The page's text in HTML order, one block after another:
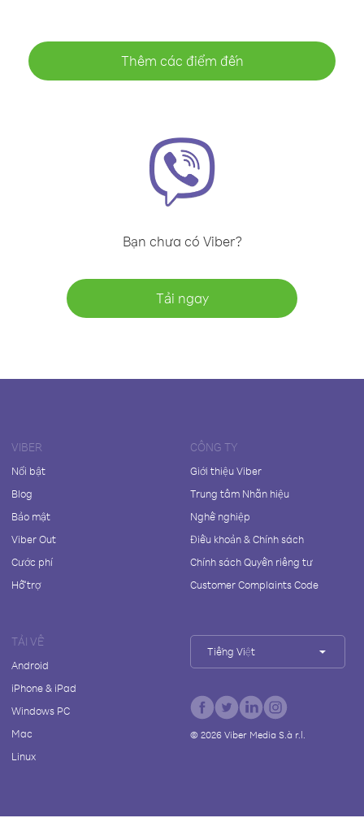
Thêm các điểm đến
Bạn chưa có Viber?
Tải ngay
VIBER
Nổi bật
Blog
Bảo mật
Viber Out
Cước phí
Hỗ trợ
CÔNG TY
Giới thiệu Viber
Trung tâm Nhãn hiệu
Nghề nghiệp
Điều khoản & Chính sách
Chính sách Quyền riêng tư
Customer Complaints Code
TẢI VỀ
Android
iPhone & iPad
Windows PC
Mac
Linux
Tiếng Việt
© 2026Viber Media S.à r.l.